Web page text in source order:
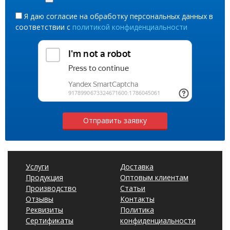
Я даю согласие на обработку персональных данных в
соответствии с политикой конфиденциальности
Отправить заявку
Услуги
Продукция
Производство
Отзывы
Реквизиты
Сертификаты
Доставка
Оптовым клиентам
Статьи
Контакты
Политика
конфиденциальности